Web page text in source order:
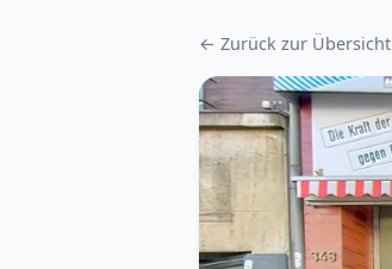
← Zurück zur Übersicht